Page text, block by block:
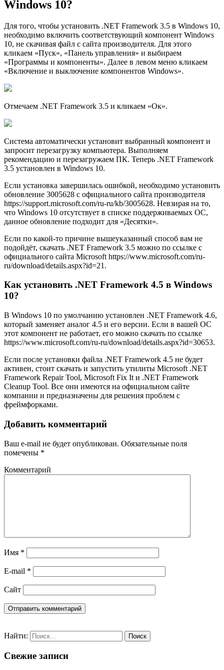
Windows 10?
Для того, чтобы установить .NET Framework 3.5 в Windows 10,
необходимо включить соответствующий компонент Windows
10, не скачивая файл с сайта производителя. Для этого
кликаем «Пуск», «Панель управления» и выбираем
«Программы и компоненты». Далее в левом меню кликаем
«Включение и выключение компонентов Windows».
Отмечаем .NET Framework 3.5 и кликаем «Ок».
Система автоматически установит выбранный компонент и
запросит перезагрузку компьютера. Выполняем
рекомендацию и перезагружаем ПК. Теперь .NET Framework
3.5 установлен в Windows 10.
Если установка завершилась ошибкой, необходимо установить
обновление 3005628 с официального сайта производителя
https://support.microsoft.com/ru-ru/kb/3005628. Невзирая на то,
что Windows 10 отсутствует в списке поддерживаемых ОС,
данное обновление подходит для «Десятки».
Если по какой-то причине вышеуказанный способ вам не
подойдёт, скачать .NET Framework 3.5 можно по ссылке с
официального сайта Microsoft https://www.microsoft.com/ru-
ru/download/details.aspx?id=21.
Как установить .NET Framework 4.5 в Windows
10?
В Windows 10 по умолчанию установлен .NET Framework 4.6,
который заменяет аналог 4.5 и его версии. Если в вашей ОС
этот компонент не работает, его можно скачать по ссылке
https://www.microsoft.com/ru-ru/download/details.aspx?id=30653.
Если после установки файла .NET Framework 4.5 не будет
активен, стоит скачать и запустить утилиты Microsoft .NET
Framework Repair Tool, Microsoft Fix It и .NET Framework
Cleanup Tool. Все они имеются на официальном сайте
компании и предназначены для решения проблем с
фреймфорками.
Добавить комментарий
Ваш e-mail не будет опубликован. Обязательные поля
помечены *
Комментарий
Имя *
E-mail *
Сайт
Найти:
Свежие записи